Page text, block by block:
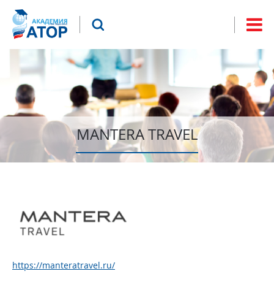
поиска
Что будем искать?
MANTERA TRAVEL
https://manteratravel.ru/